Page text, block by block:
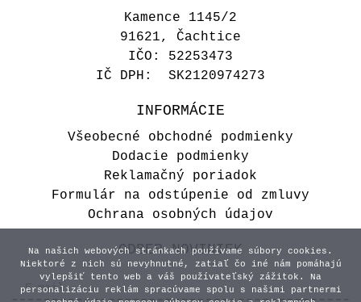
Kamence 1145/2
91621, Čachtice
IČO: 52253473
IČ DPH: SK2120974273
INFORMÁCIE
Všeobecné obchodné podmienky
Dodacie podmienky
Reklamačný poriadok
Formulár na odstúpenie od zmluvy
Ochrana osobných údajov
ODBER NOVINIEK
Na našich webových stránkach používame súbory cookies.
Niektoré z nich sú nevyhnutné, zatiaľ čo iné nám pomáhajú
vylepšiť tento web a váš používateľský zážitok. Na
personalizáciu reklám spracúvame spolu s našimi partnermi